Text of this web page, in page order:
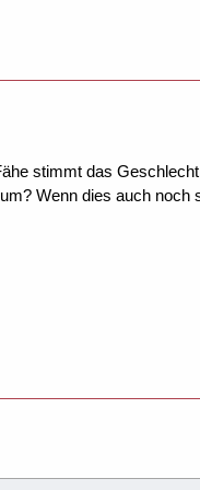
stimmt das
Wenn dies auch noch